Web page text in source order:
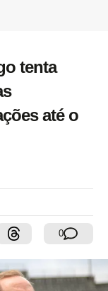
tenta
até o
0